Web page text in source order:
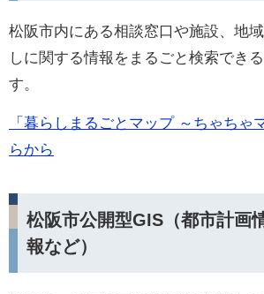
松阪市内にある相談窓口や施設、地
しに関する情報をまるごと検索でき
す。
「暮らしまるごとマップ ～ちゃちゃ
らから
松阪市公開型GIS（都市計画
報など）